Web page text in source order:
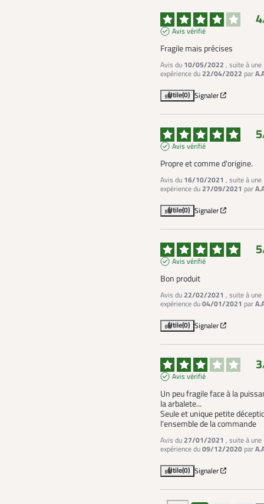
4
Avis vérifié
Fragile mais précises
Avis du 10/05/2022 , suite à une
expérience du22/04/2022 par
Utile(0) Signaler
5
Avis vérifié
Propre et comme d'origine.
Avis du 16/10/2021 , suite à une
expérience du27/09/2021 par
Utile(0) Signaler
5
Avis vérifié
Bon produit
Avis du22/02/2021 , suite à une
expérience du04/01/2021 par
Utile(0) Signaler
3
Avis vérifié
Un peu fragile face à la
la arbalete...
Seule et unique petite
l'ensemble de la commande
Avis du27/01/2021 , suite à une
expérience du09/12/2020 par
Utile(0) Signaler